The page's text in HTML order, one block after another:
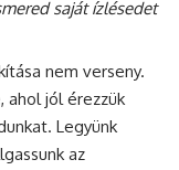
saját ízlésedet
nem verseny.
ahol jól érezzük
Legyünk
az